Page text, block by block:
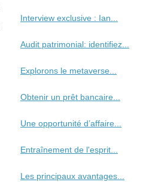
Interview exclusive : Ian...
Audit patrimonial: identifiez...
Explorons le metaverse...
Obtenir un prêt bancaire...
Une opportunité d’affaire...
Entraînement de l'esprit...
Les principaux avantages...